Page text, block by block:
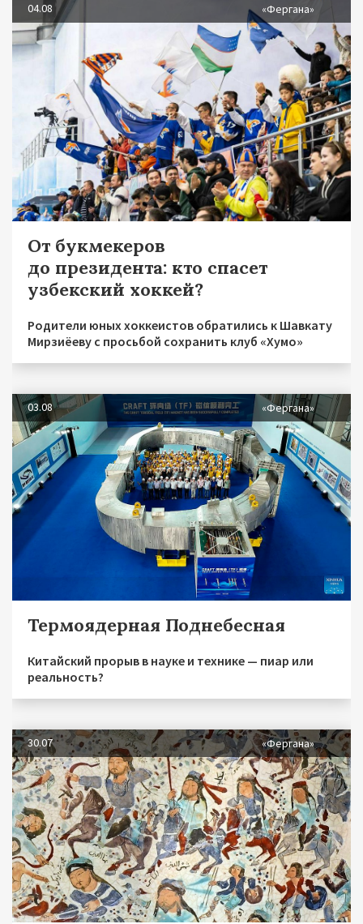
04.08 «Фергана»
От букмекеров
до президента: кто спасет
узбекский хоккей?
Родители юных хоккеистов обратились к Шавкату
Мирзиёеву с просьбой сохранить клуб «Хумо»
03.08 «Фергана»
Термоядерная Поднебесная
Китайский прорыв в науке и технике — пиар или
реальность?
30.07 «Фергана»